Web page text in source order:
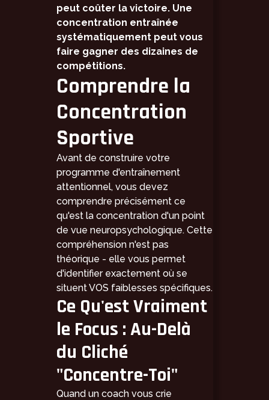
peut coûter la victoire. Une
concentration entraînée
systématiquement peut vous
faire gagner des dizaines de
compétitions.
Comprendre la
Concentration
Sportive
Avant de construire votre
programme d'entraînement
attentionnel, vous devez
comprendre précisément ce
qu'est la concentration d'un point
de vue neuropsychologique. Cette
compréhension n'est pas
théorique - elle vous permet
d'identifier exactement où se
situent VOS faiblesses spécifiques.
Ce Qu'est Vraiment
le Focus : Au-Delà
du Cliché
"Concentre-Toi"
Quand un coach vous crie